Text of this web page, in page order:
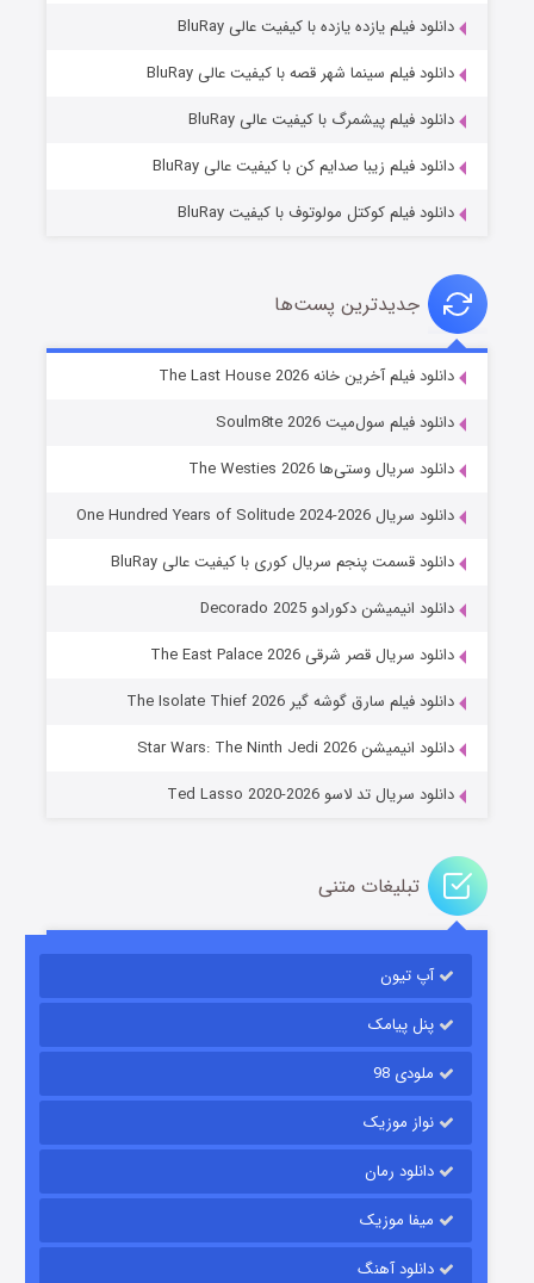
شوگر فصل ۲
خاندان اژدها فصل ۳
قسمت۶ (زیرنویس) منتشر شد
دانلود فیلم یازده یازده با کیفیت عالی BluRay
دانلود فیلم سینما شهر قصه با کیفیت عالی BluRay
دانلود فیلم پیشمرگ با کیفیت عالی BluRay
دانلود فیلم زیبا صدایم کن با کیفیت عالی BluRay
دانلود فیلم کوکتل مولوتوف با کیفیت BluRay
جدیدترین پست‌ها
دانلود فیلم آخرین خانه The Last House 2026
دانلود فیلم سول‌میت Soulm8te 2026
دانلود سریال وستی‌ها The Westies 2026
دانلود سریال One Hundred Years of Solitude 2024-2026
دانلود قسمت پنجم سریال کوری با کیفیت عالی BluRay
دانلود انیمیشن دکورادو Decorado 2025
دانلود سریال قصر شرقی The East Palace 2026
دانلود فیلم سارق گوشه گیر The Isolate Thief 2026
دانلود انیمیشن Star Wars: The Ninth Jedi 2026
دانلود سریال تد لاسو Ted Lasso 2020-2026
تبلیغات متنی
آپ تیون
پنل پیامک
ملودی 98
نواز موزیک
دانلود رمان
میفا موزیک
دانلود آهنگ